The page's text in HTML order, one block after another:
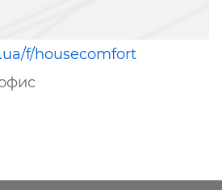
f/housecomfort